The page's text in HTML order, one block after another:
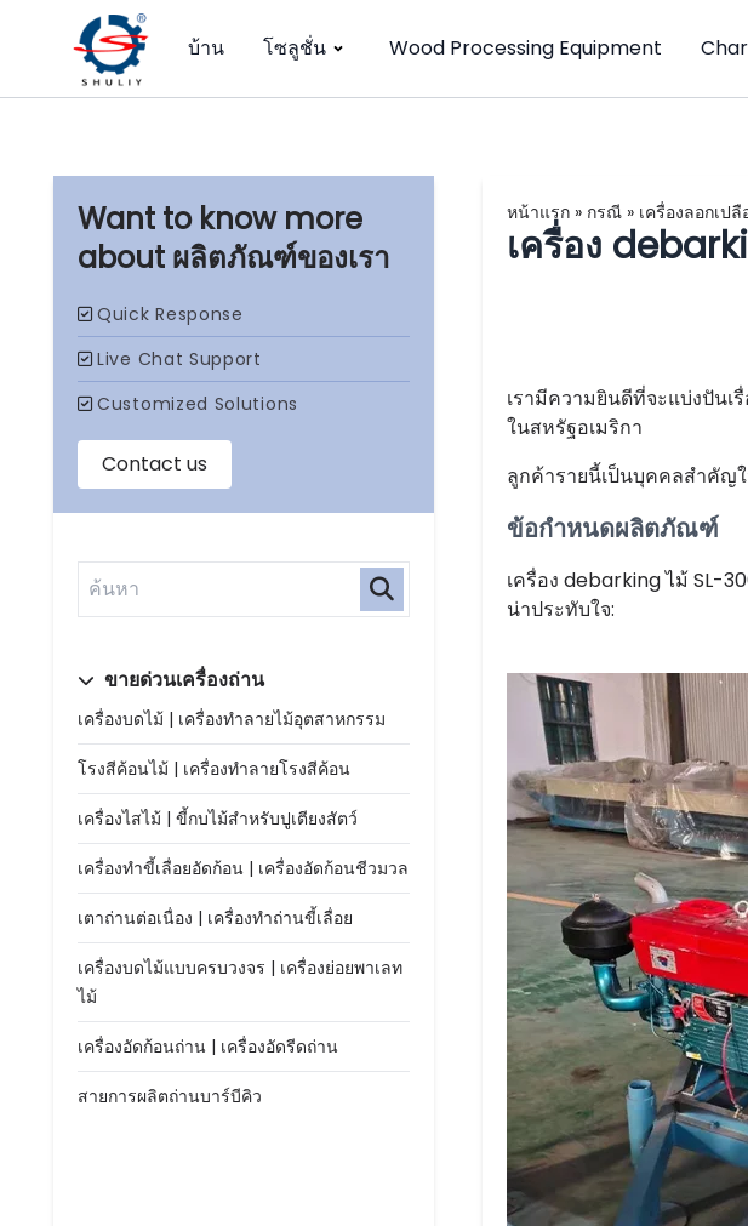
บ้าน โซลูชั่น Wood Processing Equipment
ผลิตภัณฑ์ของเรา
ขายด่วนเครื่องถ่าน
เครื่องบดไม้ | เครื่องทำลายไม้อุตสาหกรรม
โรงสีค้อนไม้ | เครื่องทำลายโรงสีค้อน
เครื่องไสไม้ | ขี้กบไม้สำหรับปูเตียงสัตว์
เครื่องทำขี้เลื่อยอัดก้อน | เครื่องอัดก้อนชีวมวล
เตาถ่านต่อเนื่อง | เครื่องทำถ่านขี้เลื่อย
เครื่องบดไม้แบบครบวงจร | เครื่องย่อยพาเลท
ไม้
เครื่องอัดก้อนถ่าน | เครื่องอัดรีดถ่าน
สายการผลิตถ่านบาร์บีคิว
หน้าแรก » กรณี » เครื่องลอกเป
เครื่อง
เรามีความยินดีที่จะแบ่งปันเ
ในสหรัฐอเมริกา
ลูกค้ารายนี้เป็นบุคคลสำคัญ
ข้อกำหนดผลิตภัณฑ์
เครื่อง debarking ไม้ SL-
น่าประทับใจ: